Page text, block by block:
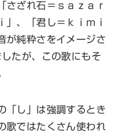
さざれ石＝ｓａｚａｒ
」、「君し＝ｋｉｍｉ
が純粋さをイメージさ
たが、この歌にもそ
「し」は強調するとき
歌ではたくさん使われ